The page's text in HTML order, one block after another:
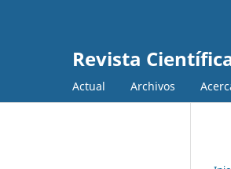
Revista
Actual Archivos